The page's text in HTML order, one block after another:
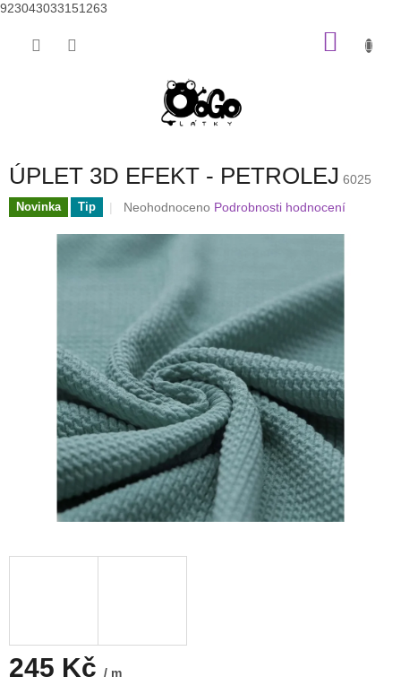
923043033151263
ÚPLET 3D EFEKT - PETROLEJ 6025
Novinka Tip
Průměrné
produktu
hvězdiček.
Neohodnoceno Podrobnosti hodnocení
245 Kč / m